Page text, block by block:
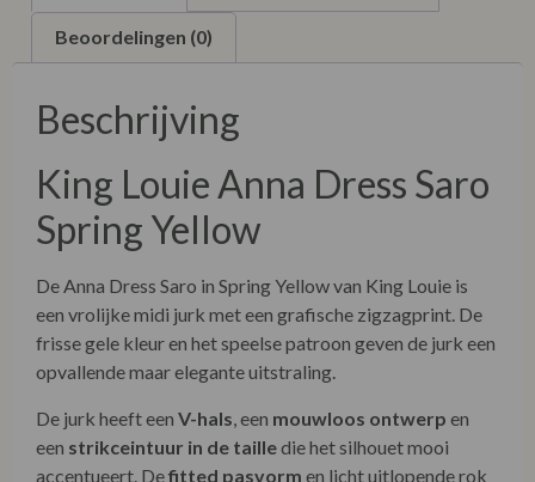
Beoordelingen (0)
Beschrijving
King Louie Anna Dress Saro
Spring Yellow
De Anna Dress Saro in Spring Yellow van King Louie is
een vrolijke midi jurk met een grafische zigzagprint. De
frisse gele kleur en het speelse patroon geven de jurk een
opvallende maar elegante uitstraling.
De jurk heeft een V-hals , een mouwloos ontwerp en
een strikceintuur in de tailledie het silhouet mooi
accentueert. Defitted pasvorm en licht uitlopende rok